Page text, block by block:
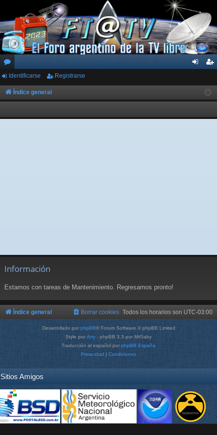
or
os
ar
ist
rs
Identificarse Registrarse
Índice general
Información
Estamos con tareas de Mantenimiento. Regresamos pronto!
Índice general Todos los horarios son UTC-03:00
Borrar cookies
Desarrollado por phpBB® Forum Software © phpBB Limited
Style por Arty - phpBB 3.3 por MrGaby
Traducción al español por phpBB España
Privacidad | Condiciones
Sitios Amigos